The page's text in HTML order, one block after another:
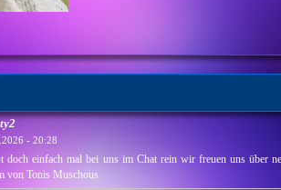
- 20:28
doch einfach mal bei uns im Chat rein wir freuen uns über
von Tonis Muschous